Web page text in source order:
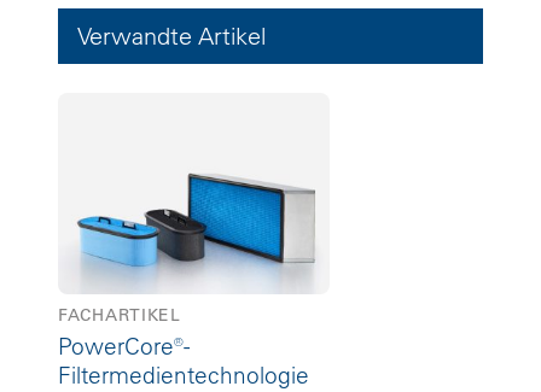
Verwandte Artikel
FACHARTIKEL
PowerCore®-
Filtermedientechnologie